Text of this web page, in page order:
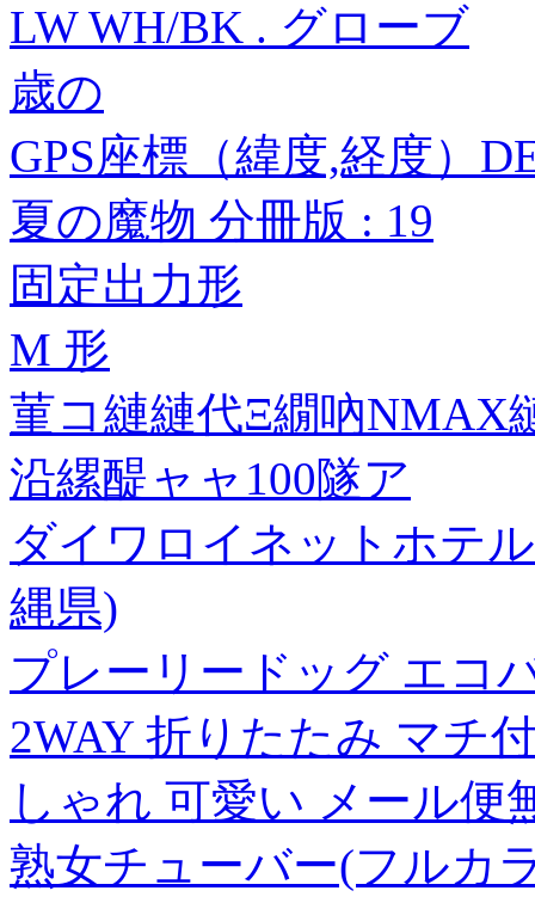
LW WH/BK . グローブ
歳の
GPS座標（緯度,経度）
夏の魔物 分冊版 : 19
固定出力形
M 形
菫コ縺縺代Ξ繝吶ΝMAX
沿縲醍ャャ100隧ア
ダイワロイネットホテ
縄県)
プレーリードッグ エコ
2WAY 折りたたみ マチ
しゃれ 可愛い メール便
熟女チューバー(フルカ